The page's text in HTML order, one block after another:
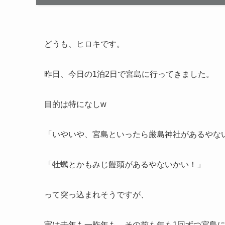
どうも、ヒロキです。
昨日、今日の1泊2日で宮島に行ってきました。
目的は特になしw
「いやいや、宮島といったら厳島神社があるやな
「牡蠣とかもみじ饅頭があるやないかい！」
って突っ込まれそうですが、